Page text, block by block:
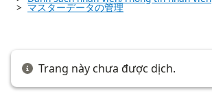
マスターデータの管理
Trang này chưa được dịch.